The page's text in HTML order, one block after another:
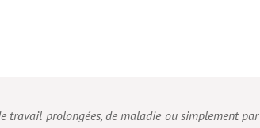
travail prolongées, de maladie ou simplement par